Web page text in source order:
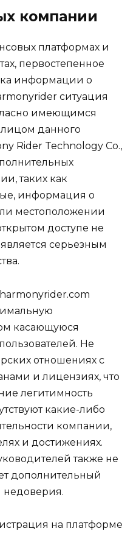
компании
платформах и
первостепенное
информации о
ситуация
имеющимся
данного
Rider Technology Co.,
таких как
информация о
местоположении
доступе не
серьезным
касающуюся
Не
отношениях с
и лицензиях, что
легитимность
какие-либо
компании,
и достижениях.
также не
дополнительный
недоверия.
на платформе